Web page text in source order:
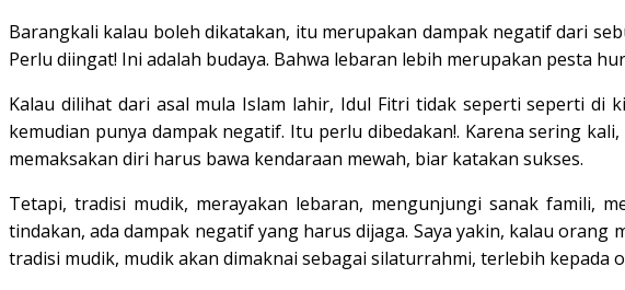
Barangkali kalau boleh dikatakan, itu merupakan dampak negatif dari
Perlu diingat! Ini adalah budaya. Bahwa lebaran lebih merupakan pesta
Kalau dilihat dari asal mula Islam lahir, Idul Fitri tidak seperti seperti di
kemudian punya dampak negatif. Itu perlu dibedakan!. Karena sering
memaksakan diri harus bawa kendaraan mewah, biar katakan sukses.
Tetapi, tradisi mudik, merayakan lebaran, mengunjungi sanak famili,
tindakan, ada dampak negatif yang harus dijaga. Saya yakin, kalau
tradisi mudik, mudik akan dimaknai sebagai silaturrahmi, terlebih kepada